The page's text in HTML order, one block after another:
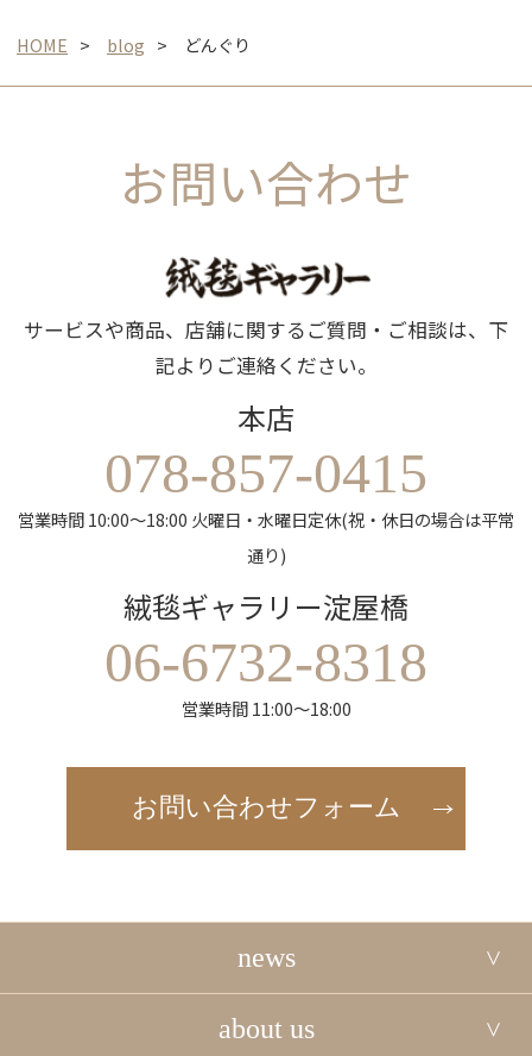
HOME blog どんぐり
お問い合わせ
サービスや商品、店舗に関するご質問・ご相談は、下
記よりご連絡ください。
本店
078-857-0415
営業時間 10:00～18:00 火曜日・水曜日定休(祝・休日の場合は平常
通り)
絨毯ギャラリー淀屋橋
06-6732-8318
営業時間 11:00～18:00
お問い合わせフォーム
news
about us